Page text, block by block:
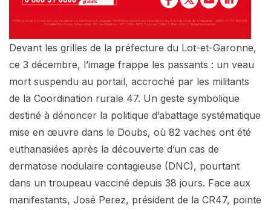
Devant les grilles de la préfecture du Lot-et-Garonne,
ce 3 décembre, l’image frappe les passants : un veau
mort suspendu au portail, accroché par les militants
de la Coordination rurale 47. Un geste symbolique
destiné à dénoncer la politique d’abattage systématique
mise en œuvre dans le Doubs, où 82 vaches ont été
euthanasiées après la découverte d’un cas de
dermatose nodulaire contagieuse (DNC), pourtant
dans un troupeau vacciné depuis 38 jours. Face aux
manifestants, José Perez, président de la CR47, pointe